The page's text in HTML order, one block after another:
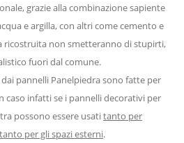
grazie alla combinazione sapiente
e argilla, con altri come cemento e
ricostruita non smetteranno di stupirti,
fuori dal comune.
pannelli Panelpiedra sono fatte per
caso infatti se i pannelli decorativi per
possono essere usatitanto per
per gli spazi esterni.